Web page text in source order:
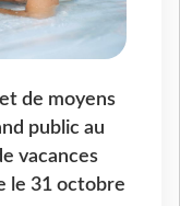
de moyens
public au
vacances
le 31 octobre